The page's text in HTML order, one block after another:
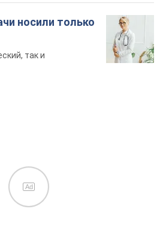
носили только
так и
Ad